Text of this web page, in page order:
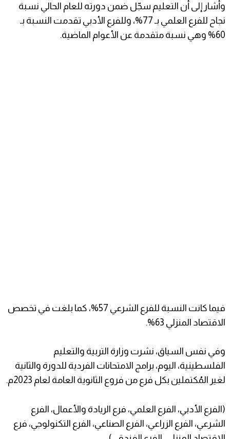
وأشار إلى أن التعليم سجّل ضمن دورته للعام الحالي نسبة
نجاح للفرع العلمي بـ 77%، وللفرع الأدبي تقدمت النسبة بـ
60% وهي نسبة متقدمة عن الأعوام الماضية.
فيما كانت النسبة للفرع الشرعي 57%، كما بلغت في تخصص
الاقتصاد المنزلي 63%.
وفي نفس السياق، نشرت وزارة التربية والتعليم
الفلسطينية، اليوم، برامج الامتحانات الفردية للدورة والثانية
لغير المُكتملين بكل فرع من فروع الثانوية العامة لعام 2023م.
(الفرع الأدبي، الفرع العلمي، فرع الريادة والأعمال، الفرع
الشرعي، الفرع الزراعي، الفرع الصناعي، الفرع التكنولوجي، فرع